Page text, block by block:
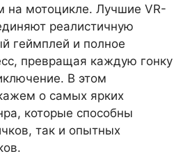
на мотоцикле. Лучшие VR-
реалистичную
геймплей и полное
превращая каждую гонку
В этом
о самых ярких
которые способны
так и опытных